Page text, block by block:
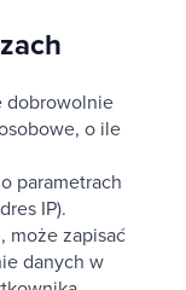
dobrowolnie
o ile
parametrach
IP).
może zapisać
danych w